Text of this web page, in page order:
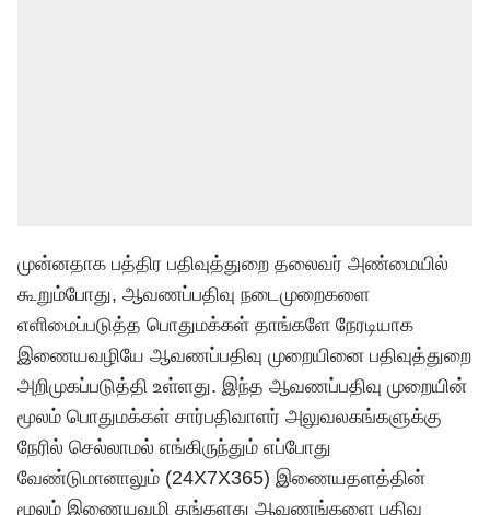
முன்னதாக பத்திர பதிவுத்துறை தலைவர் அண்மையில்
கூறும்போது, ஆவணப்பதிவு நடைமுறைகளை
எளிமைப்படுத்த பொதுமக்கள் தாங்களே நேரடியாக
இணையவழியே ஆவணப்பதிவு முறையினை பதிவுத்துறை
அறிமுகப்படுத்தி உள்ளது. இந்த ஆவணப்பதிவு முறையின்
மூலம் பொதுமக்கள் சார்பதிவாளர் அலுவலகங்களுக்கு
நேரில் செல்லாமல் எங்கிருந்தும் எப்போது
வேண்டுமானாலும் (24X7X365) இணையதளத்தின்
மூலம் இணையவழி தங்களது ஆவணங்களை பதிவு